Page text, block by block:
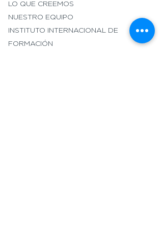
LO QUE CREEMOS
NUESTRO EQUIPO
INSTITUTO INTERNACIONAL DE
FORMACIÓN